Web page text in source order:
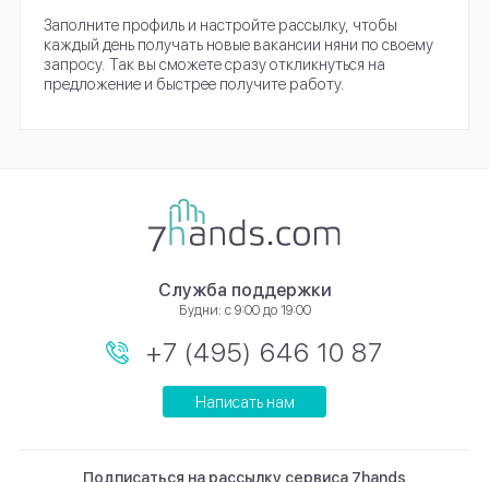
Заполните профиль и настройте рассылку, чтобы
каждый день получать новые вакансии няни по своему
запросу. Так вы сможете сразу откликнуться на
предложение и быстрее получите работу.
Подписаться на рассылку сервиса 7hands
Служба поддержки
Будни: с 9:00 до 19:00
+7 (495) 646 10 87
Написать нам